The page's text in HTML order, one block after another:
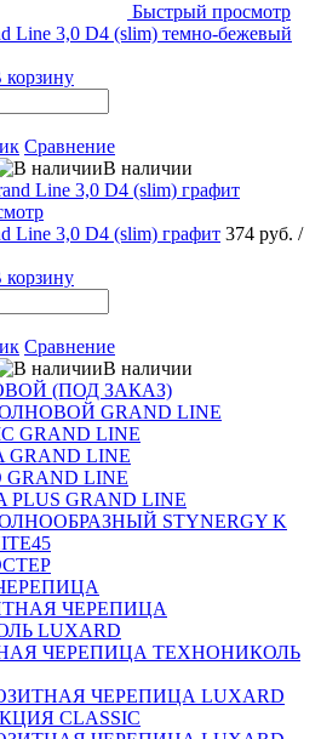
Быстрый просмотр
Line 3,0 D4 (slim) темно-бежевый
корзину
Сравнение
В наличии
Line 3,0 D4 (slim) графит 374 руб. /
корзину
Сравнение
В наличии
(ПОД ЗАКАЗ)
GRAND LINE
GRAND LINE
GRAND LINE
GRAND LINE
PLUS GRAND LINE
STYNERGY K
ЧЕРЕПИЦА ТЕХНОНИКОЛЬ
ЧЕРЕПИЦА LUXARD
CLASSIC